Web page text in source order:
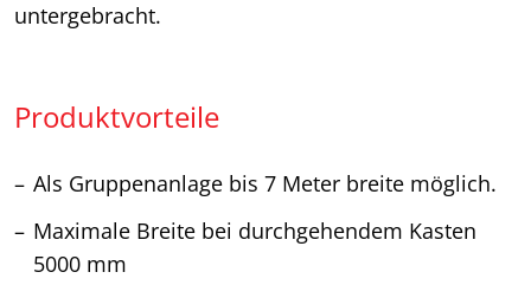
untergebracht.
Produktvorteile
Als Gruppenanlage bis 7 Meter breite möglich.
Maximale Breite bei durchgehendem Kasten
5000 mm